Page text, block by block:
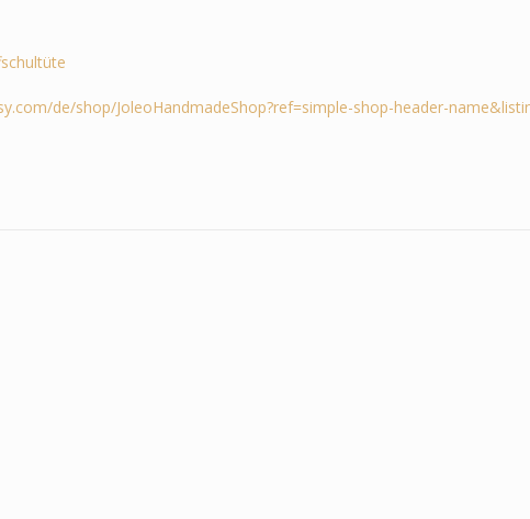
de/shop/JoleoHandmadeShop?ref=simple-shop-header-